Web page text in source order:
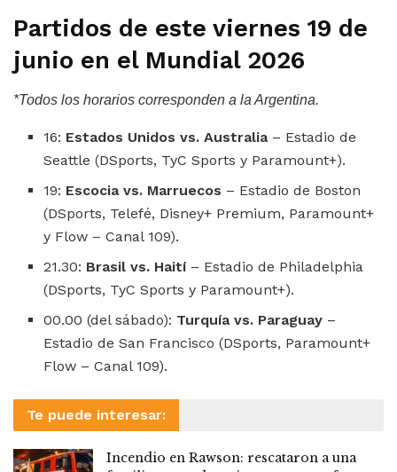
Partidos de este viernes 19 de
junio en el Mundial 2026
*Todos los horarios corresponden a la Argentina.
16: Estados Unidos vs. Australia– Estadio de
Seattle (DSports, TyC Sports y Paramount+).
19: Escocia vs. Marruecos – Estadio de Boston
(DSports, Telefé, Disney+ Premium, Paramount+
y Flow – Canal 109).
21.30: Brasil vs. Haití – Estadio de Philadelphia
(DSports, TyC Sports y Paramount+).
00.00 (del sábado): Turquía vs. Paraguay –
Estadio de San Francisco (DSports, Paramount+
Flow – Canal 109).
Te puede interesar:
Incendio en Rawson: rescataron a una